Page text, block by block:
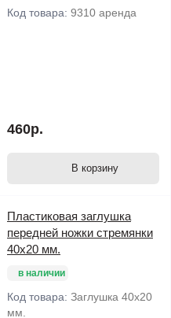
Код товара: 9310 аренда
460р.
В корзину
Пластиковая заглушка
передней ножки стремянки
40х20 мм.
в наличии
Код товара: Заглушка 40х20
мм.